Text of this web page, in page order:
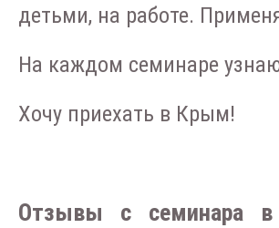
детьми, на работе.
На каждом семинаре
Хочу приехать в Крым!
Отзывы с семинара в